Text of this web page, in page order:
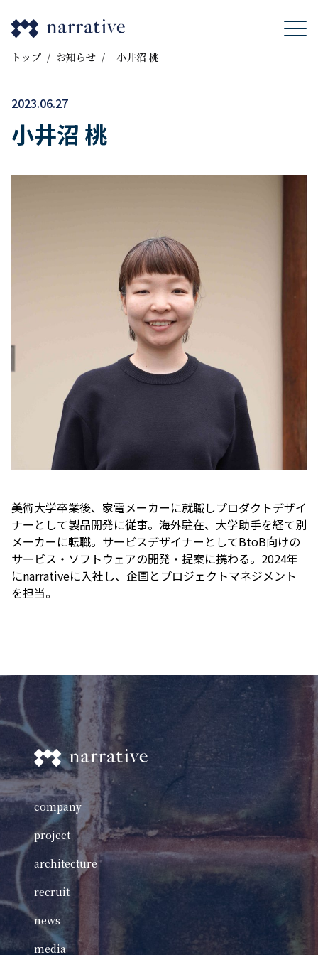
トップ / お知らせ / 小井沼 桃
2023.06.27
小井沼 桃
美術大学卒業後、家電メーカーに就職しプロダクトデザイ
ナーとして製品開発に従事。海外駐在、大学助手を経て別
メーカーに転職。サービスデザイナーとしてBtoB向けの
サービス・ソフトウェアの開発・提案に携わる。2024年
にnarrativeに入社し、企画とプロジェクトマネジメント
を担当。
company
project
architecture
recruit
news
media